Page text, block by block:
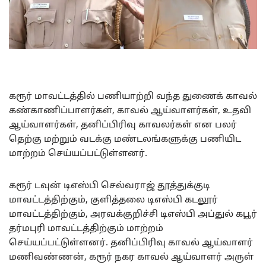
கரூர் மாவட்டத்தில் பணியாற்றி வந்த துணைக் காவல்
கண்காணிப்பாளர்கள், காவல் ஆய்வாளர்கள், உதவி
ஆய்வாளர்கள், தனிப்பிரிவு காவலர்கள் என பலர்
தெற்கு மற்றும் வடக்கு மண்டலங்களுக்கு பணியிட
மாற்றம் செய்யப்பட்டுள்ளனர்.
கரூர் டவுன் டிஎஸ்பி செல்வராஜ் தூத்துக்குடி
மாவட்டத்திற்கும், குளித்தலை டிஎஸ்பி கடலூர்
மாவட்டத்திற்கும், அரவக்குறிச்சி டிஎஸ்பி அப்துல் கபூர்
தர்மபுரி மாவட்டத்திற்கும் மாற்றம்
செய்யப்பட்டுள்ளனர். தனிப்பிரிவு காவல் ஆய்வாளர்
மணிவண்ணன், கரூர் நகர காவல் ஆய்வாளர் அருள்